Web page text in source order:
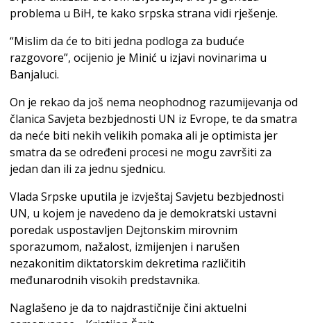
problema u BiH, te kako srpska strana vidi rješenje.
“Mislim da će to biti jedna podloga za buduće
razgovore”, ocijenio je Minić u izjavi novinarima u
Banjaluci.
On je rekao da još nema neophodnog razumijevanja od
članica Savjeta bezbjednosti UN iz Evrope, te da smatra
da neće biti nekih velikih pomaka ali je optimista jer
smatra da se određeni procesi ne mogu završiti za
jedan dan ili za jednu sjednicu.
Vlada Srpske uputila je izvještaj Savjetu bezbjednosti
UN, u kojem je navedeno da je demokratski ustavni
poredak uspostavljen Dejtonskim mirovnim
sporazumom, nažalost, izmijenjen i narušen
nezakonitim diktatorskim dekretima različitih
međunarodnih visokih predstavnika.
Naglašeno je da to najdrastičnije čini aktuelni